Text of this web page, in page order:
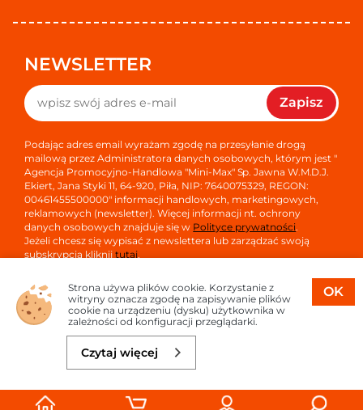
46,99 zł
NEWSLETTER
Zapisz
Podając adres email wyrażam zgodę na przesyłanie drogą
mailową przez Administratora danych osobowych, którym jest "
Agencja Promocyjno-Handlowa "Mini-Max" Sp. Jawna W.M.D.J.
Ekiert, Jana Styki 11, 64-920, Piła, NIP: 7640075329, REGON:
00461455500000" informacji handlowych, marketingowych,
reklamowych (newsletter). Więcej informacji nt. ochrony
danych osobowych znajduje się w Polityce prywatności.
Jeżeli chcesz się wypisać z newslettera lub zarządzać swoją
subskrypcją kliknijtutaj.
Copyright © 2026
Oprogramowanie sklepu:
Projekt i strony:
OK
Strona używa plików cookie. Korzystanie z
witryny oznacza zgodę na zapisywanie plików
cookie na urządzeniu (dysku) użytkownika w
zależności od konfiguracji przeglądarki.
Czytaj więcej